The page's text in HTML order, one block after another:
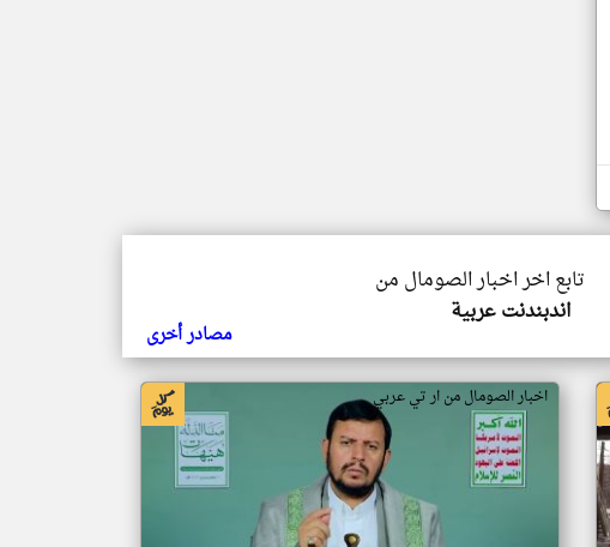
تابع اخر اخبار الصومال من
اندبندنت عربية
مصادر أخرى
اخبار الصومال من ار تي عربي